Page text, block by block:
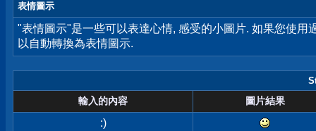
表情圖示
"表情圖示"是一些可以表達心情, 感受的小圖片. 如果您使
以自動轉換為表情圖示.
輸入的內容 圖片結果
:)